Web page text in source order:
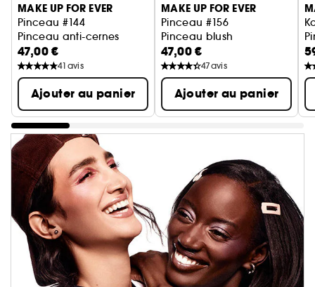
MAKE UP FOR EVER
Pinceau #144
Pinceau anti-cernes
47,00 €
41 avis
Ajouter au panier
MAKE UP FOR EVER
Pinceau #156
Pinceau blush
47,00 €
47avis
Ajouter au panier